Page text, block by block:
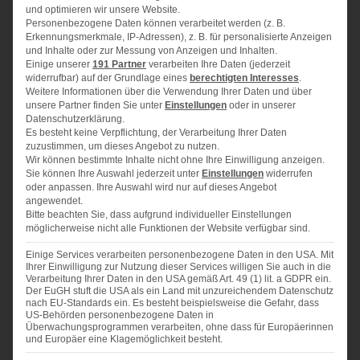
1/2 Würfel Hefe (21 g)
200 ml Milch
500 g Mehl
175 g Zucker
125 g Butter
gehäufter TL Zimt
1 Prise Salz
1 Ei
1 EL flüssige Sahne
ZUBEREITUNG
Zunächst 100 ml Milch erwärmen. Mehl in eine Schüssel
geben, eine Mulde hineindrücken. Die Hefe in die Mulde
hineinbröckeln und 25 g Zucker sowie die warme Milch
hinzugeben. Mit etwas Mehl zu einem Vorteig verrühren
und optimieren wir unsere Website.
Personenbezogene Daten können verarbeitet werden (z. B.
Erkennungsmerkmale, IP-Adressen), z. B. für personalisierte Anzeigen
und Inhalte oder zur Messung von Anzeigen und Inhalten.
Einige unserer 191 Partner verarbeiten Ihre Daten (jederzeit
widerrufbar) auf der Grundlage eines berechtigten Interesses.
Weitere Informationen über die Verwendung Ihrer Daten und über
unsere Partner finden Sie unter Einstellungen oder in unserer
Datenschutzerklärung.
Es besteht keine Verpflichtung, der Verarbeitung Ihrer Daten
zuzustimmen, um dieses Angebot zu nutzen.
Wir können bestimmte Inhalte nicht ohne Ihre Einwilligung anzeigen.
Sie können Ihre Auswahl jederzeit unter Einstellungen widerrufen
oder anpassen. Ihre Auswahl wird nur auf dieses Angebot
angewendet.
Bitte beachten Sie, dass aufgrund individueller Einstellungen
möglicherweise nicht alle Funktionen der Website verfügbar sind.
Einige Services verarbeiten personenbezogene Daten in den USA. Mit
Ihrer Einwilligung zur Nutzung dieser Services willigen Sie auch in die
Verarbeitung Ihrer Daten in den USA gemäß Art. 49 (1) lit. a GDPR ein.
Der EuGH stuft die USA als ein Land mit unzureichendem Datenschutz
nach EU-Standards ein. Es besteht beispielsweise die Gefahr, dass
US-Behörden personenbezogene Daten in
Überwachungsprogrammen verarbeiten, ohne dass für Europäerinnen
und Europäer eine Klagemöglichkeit besteht.